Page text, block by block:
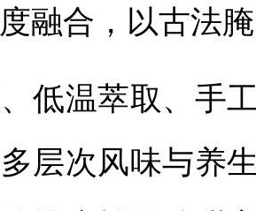
融合，以古法腌
温萃取、手工
层次风味与养